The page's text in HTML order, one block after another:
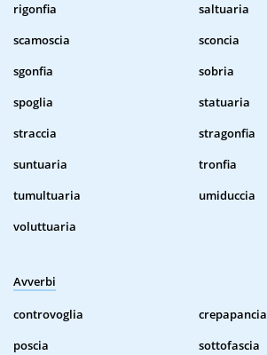
rigonfia
saltuaria
scamoscia
sconcia
sgonfia
sobria
spoglia
statuaria
straccia
stragonfia
suntuaria
tronfia
tumultuaria
umiduccia
voluttuaria
Avverbi
controvoglia
crepapancia
poscia
sottofascia